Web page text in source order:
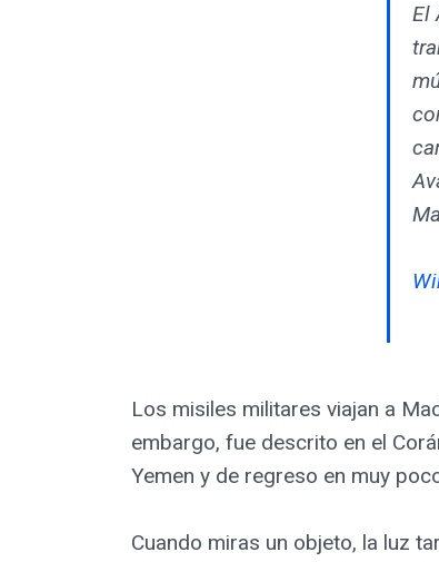
El
Los misiles militares viajan a
embargo, fue descrito en el
Yemen y de regreso en muy
Cuando miras un objeto, la luz